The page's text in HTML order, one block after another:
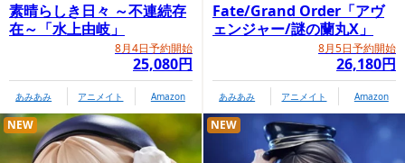
素晴らしき日々 ～不連続存
在～「水上由岐」
8月4日予約開始
25,080円
あみあみ アニメイト Amazon
Fate/Grand Order「アヴ
ェンジャー/謎の蘭丸X」
8月5日予約開始
26,180円
あみあみ アニメイト Amazon
NEW NEW